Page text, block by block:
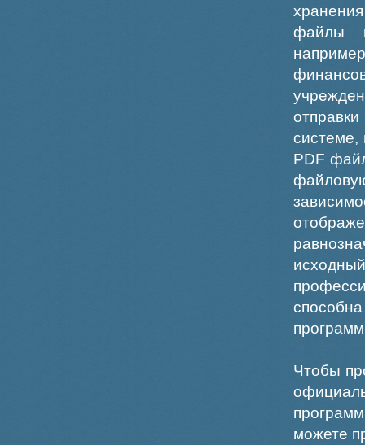
файлы
системе,
PDF
Чтобы
можете